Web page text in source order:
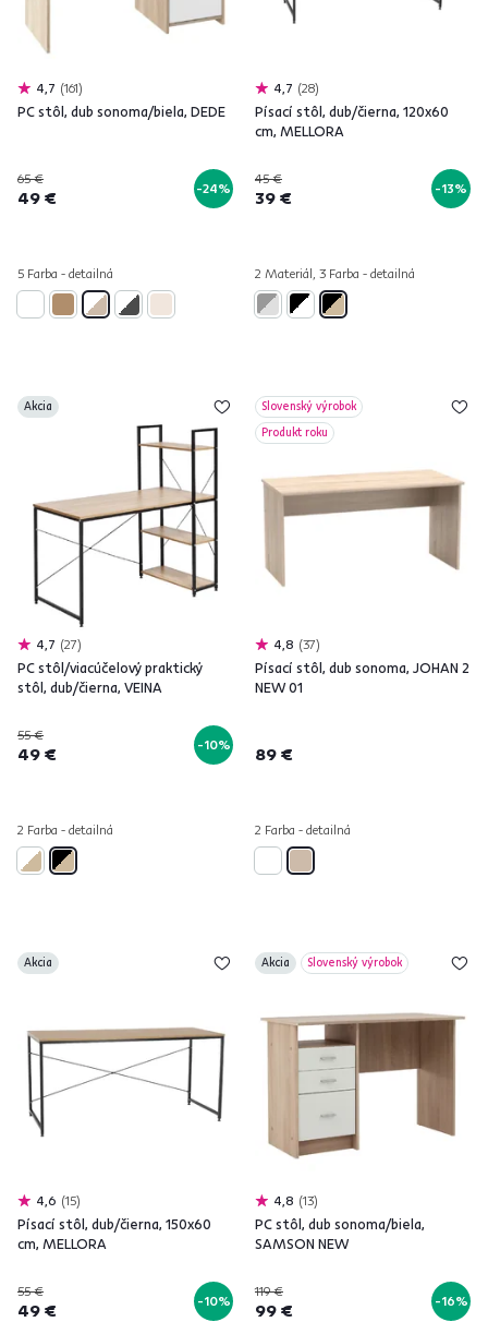
4,7 161
PC stôl, dub sonoma/biela, DEDE
65 €
49 € -24%
5 Farba - detailná
4,7 28
Písací stôl, dub/čierna, 120x60
cm, MELLORA
45 €
39 € -13%
2 Materiál, 3 Farba - detailná
Akcia
4,7 27
PC stôl/viacúčelový praktický
stôl, dub/čierna, VEINA
55 €
49 € -10%
2 Farba - detailná
Slovenský výrobok
Produkt roku
4,8 37
Písací stôl, dub sonoma, JOHAN 2
NEW 01
89 €
2 Farba - detailná
Akcia
4,6 15
Písací stôl, dub/čierna, 150x60
cm, MELLORA
55 €
49 € -10%
Akcia Slovenský výrobok
4,8 13
PC stôl, dub sonoma/biela,
SAMSON NEW
119 €
99 € -16%